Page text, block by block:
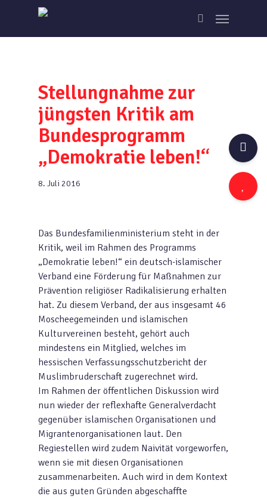
main
search
Menu
Stellungnahme zur
jüngsten Kritik am
Bundesprogramm
„Demokratie leben!“
8. Juli 2016
Das Bundesfamilienministerium steht in der
Kritik, weil im Rahmen des Programms
„Demokratie leben!“ ein deutsch-islamischer
Verband eine Förderung für Maßnahmen zur
Prävention religiöser Radikalisierung erhalten
hat. Zu diesem Verband, der aus insgesamt 46
Moscheegemeinden und islamischen
Kulturvereinen besteht, gehört auch
mindestens ein Mitglied, welches im
hessischen Verfassungsschutzbericht der
Muslimbruderschaft zugerechnet wird.
Im Rahmen der öffentlichen Diskussion wird
nun wieder der reflexhafte Generalverdacht
gegenüber islamischen Organisationen und
Migrantenorganisationen laut. Den
Regiestellen wird zudem Naivität vorgeworfen,
wenn sie mit diesen Organisationen
zusammenarbeiten. Auch wird in dem Kontext
die aus guten Gründen abgeschaffte